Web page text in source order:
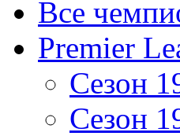
Все
Premier
Сезон
Сезон